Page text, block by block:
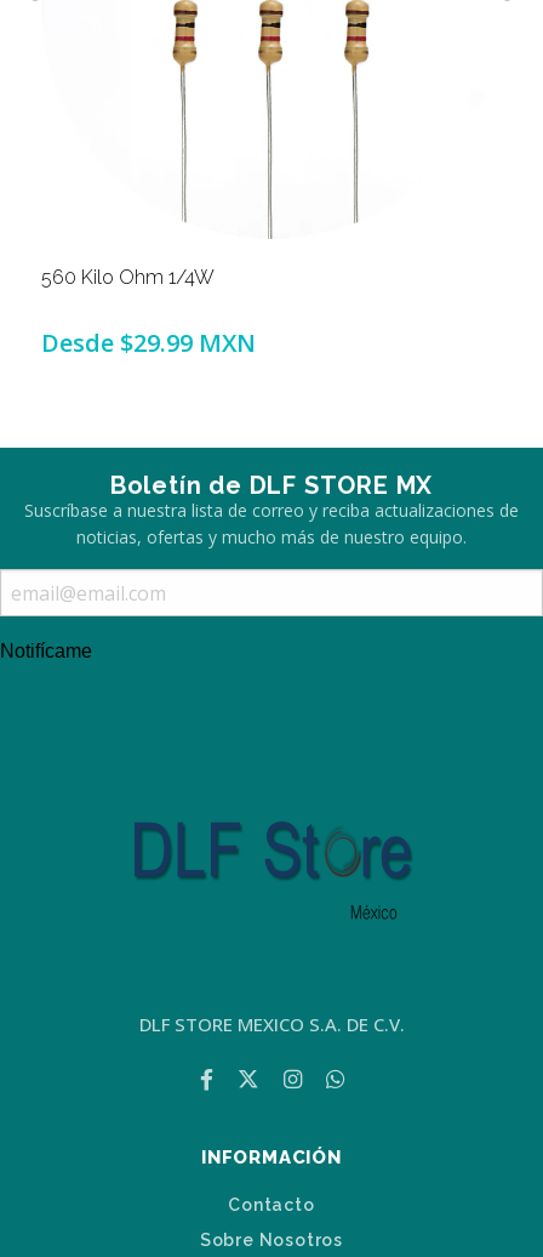
560 Kilo Ohm 1/4W
Desde $29.99 MXN
Boletín de DLF STORE MX
Suscríbase a nuestra lista de correo y reciba actualizaciones de
noticias, ofertas y mucho más de nuestro equipo.
Notifícame
DLF STORE MEXICO S.A. DE C.V.
INFORMACIÓN
Contacto
Sobre Nosotros